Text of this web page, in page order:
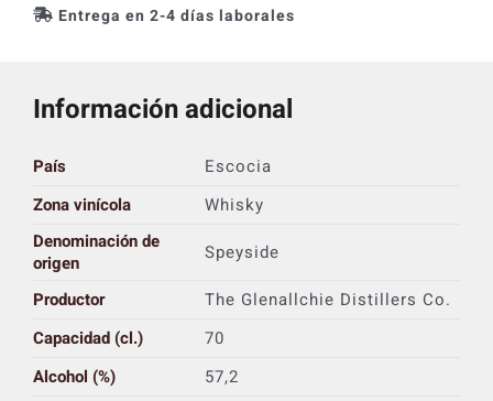
Entrega en 2-4 días laborales
Información adicional
País
Escocia
Zona vinícola
Whisky
Denominación de
origen
Speyside
Productor
The Glenallchie Distillers Co.
Capacidad (cl.)
70
Alcohol (%)
57,2